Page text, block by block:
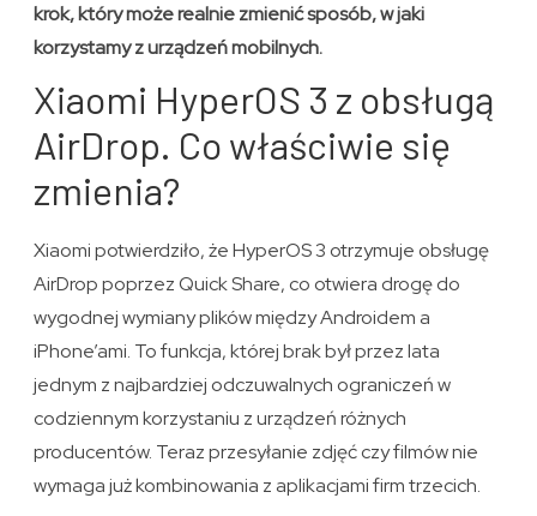
krok, który może realnie zmienić sposób, w jaki
korzystamy z urządzeń mobilnych.
Xiaomi HyperOS 3 z obsługą
AirDrop. Co właściwie się
zmienia?
Xiaomi potwierdziło, że HyperOS 3 otrzymuje obsługę
AirDrop poprzez Quick Share, co otwiera drogę do
wygodnej wymiany plików między Androidem a
iPhone’ami. To funkcja, której brak był przez lata
jednym z najbardziej odczuwalnych ograniczeń w
codziennym korzystaniu z urządzeń różnych
producentów. Teraz przesyłanie zdjęć czy filmów nie
wymaga już kombinowania z aplikacjami firm trzecich.